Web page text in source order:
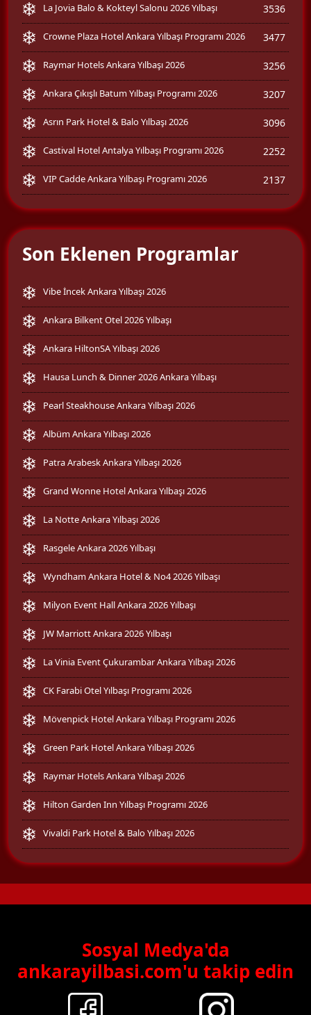
La Jovia Balo & Kokteyl Salonu 2026 Yılbaşı 3536
Crowne Plaza Hotel Ankara Yılbaşı Programı 2026 3477
Raymar Hotels Ankara Yılbaşı 2026 3256
Ankara Çıkışlı Batum Yılbaşı Programı 2026 3207
Asrın Park Hotel & Balo Yılbaşı 2026 3096
Castival Hotel Antalya Yılbaşı Programı 2026 2252
VIP Cadde Ankara Yılbaşı Programı 2026 2137
Son Eklenen Programlar
Vibe İncek Ankara Yılbaşı 2026
Ankara Bilkent Otel 2026 Yılbaşı
Ankara HiltonSA Yılbaşı 2026
Hausa Lunch & Dinner 2026 Ankara Yılbaşı
Pearl Steakhouse Ankara Yılbaşı 2026
Albüm Ankara Yılbaşı 2026
Patra Arabesk Ankara Yılbaşı 2026
Grand Wonne Hotel Ankara Yılbaşı 2026
La Notte Ankara Yılbaşı 2026
Rasgele Ankara 2026 Yılbaşı
Wyndham Ankara Hotel & No4 2026 Yılbaşı
Milyon Event Hall Ankara 2026 Yılbaşı
JW Marriott Ankara 2026 Yılbaşı
La Vinia Event Çukurambar Ankara Yılbaşı 2026
CK Farabi Otel Yılbaşı Programı 2026
Mövenpick Hotel Ankara Yılbaşı Programı 2026
Green Park Hotel Ankara Yılbaşı 2026
Raymar Hotels Ankara Yılbaşı 2026
Hilton Garden Inn Yılbaşı Programı 2026
Vivaldi Park Hotel & Balo Yılbaşı 2026
Sosyal Medya'da
ankarayilbasi.com'u takip edin